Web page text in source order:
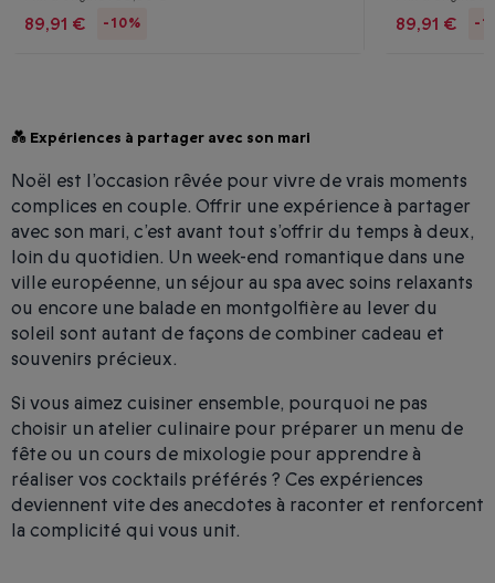
89,91 € -10% 89,91 € -
💑 Expériences à partager avec son mari
Noël est l’occasion rêvée pour vivre de vrais moments
complices en couple. Offrir une expérience à partager
avec son mari, c’est avant tout s’offrir du temps à deux,
loin du quotidien. Un week-end romantique dans une
ville européenne, un séjour au spa avec soins relaxants
ou encore une balade en montgolfière au lever du
soleil sont autant de façons de combiner cadeau et
souvenirs précieux.
Si vous aimez cuisiner ensemble, pourquoi ne pas
choisir un atelier culinaire pour préparer un menu de
fête ou un cours de mixologie pour apprendre à
réaliser vos cocktails préférés ? Ces expériences
deviennent vite des anecdotes à raconter et renforcent
la complicité qui vous unit.